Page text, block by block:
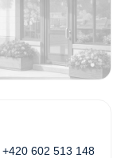
+420 602 513 148